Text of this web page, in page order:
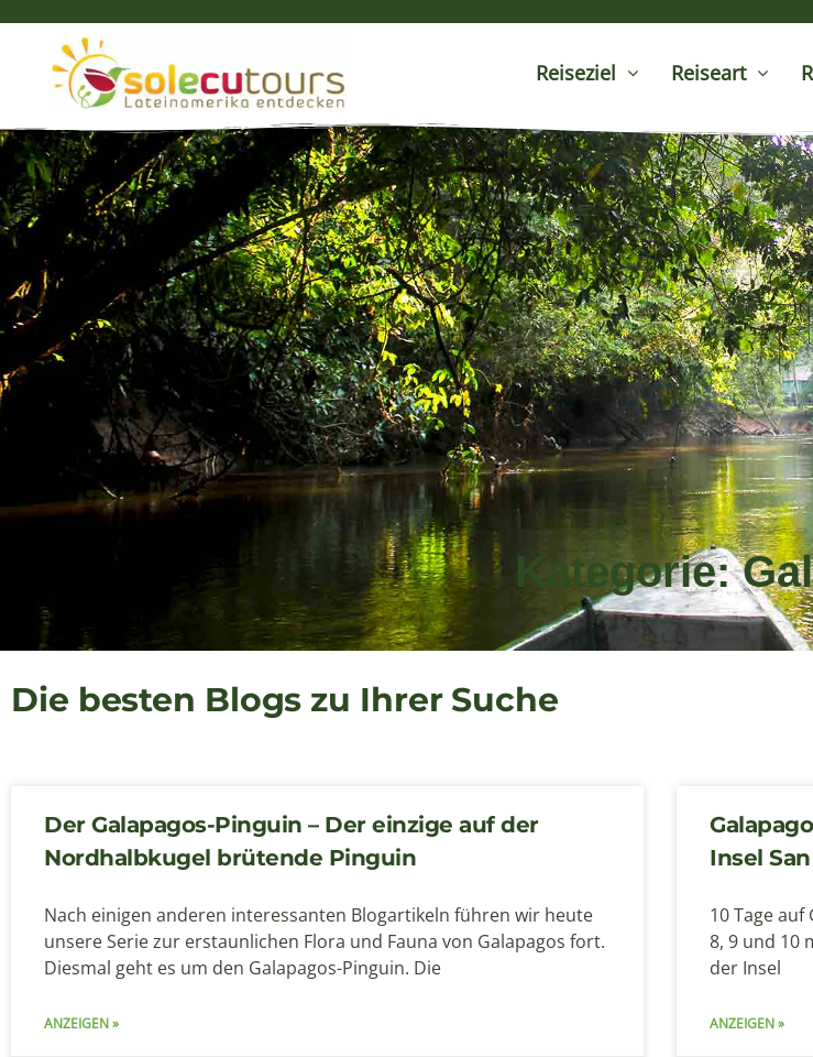
Reiseziel Reiseart
Kategorie:
Die besten Blogs zu Ihrer Suche
Der Galapagos-Pinguin – Der einzige auf der
Nordhalbkugel brütende Pinguin
Nach einigen anderen interessanten Blogartikeln führen wir heute
unsere Serie zur erstaunlichen Flora und Fauna von Galapagos fort.
Diesmal geht es um den Galapagos-Pinguin. Die
ANZEIGEN »
Insel
10 Tage
8, 9 und 10
der Insel
ANZEIGEN »